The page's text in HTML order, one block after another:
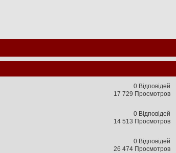
0 Відповідей
17 729 Просмотров
0 Відповідей
14 513 Просмотров
0 Відповідей
26 474 Просмотров